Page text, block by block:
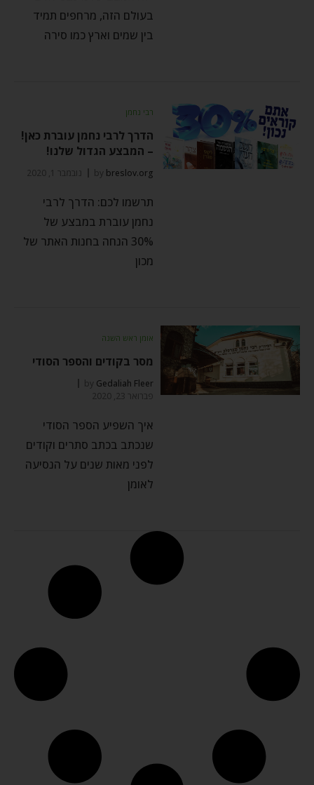
בעולם הזה, מרחפים תמיד
בין שמים וארץ כמו סירה
רבי נחמן
הדרך לרבי נחמן עוברת כאן!
– המבצע הגדול שלנו!
by breslov.org נובמבר 1, 2020
תרשמו לכם: הדרך לרבי
נחמן עוברת במבצע של
30% הנחה בחנות האתר של
מכון
אומן ראש השנה
מסר בקודים והספר הסודי
by Gedaliah Fleer
פברואר 23, 2020
איך השפיע הספר הסודי
שנכתב בכתב סתרים וקודים
לפני מאות שנים על הנסיעה
לאומן